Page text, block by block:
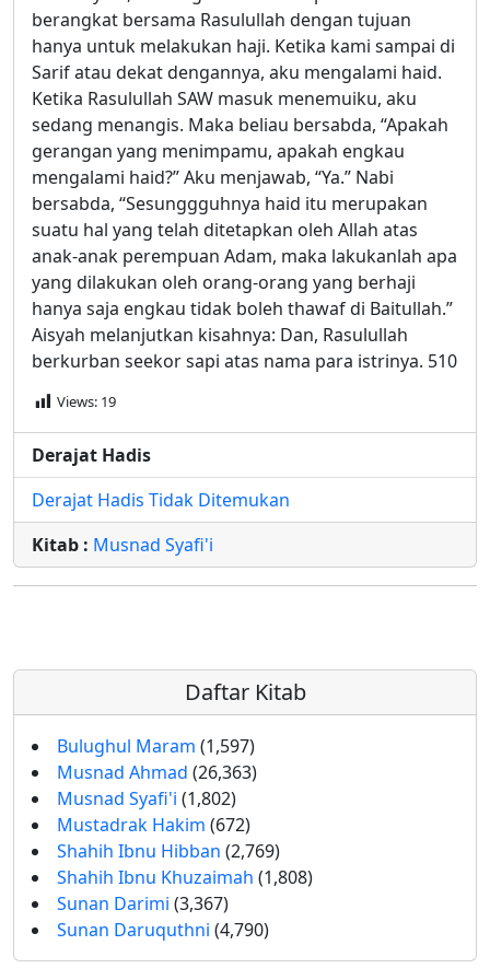
berangkat bersama Rasulullah dengan tujuan
hanya untuk melakukan haji. Ketika kami sampai di
Sarif atau dekat dengannya, aku mengalami haid.
Ketika Rasulullah SAW masuk menemuiku, aku
sedang menangis. Maka beliau bersabda, “Apakah
gerangan yang menimpamu, apakah engkau
mengalami haid?” Aku menjawab, “Ya.” Nabi
bersabda, “Sesunggguhnya haid itu merupakan
suatu hal yang telah ditetapkan oleh Allah atas
anak-anak perempuan Adam, maka lakukanlah apa
yang dilakukan oleh orang-orang yang berhaji
hanya saja engkau tidak boleh thawaf di Baitullah.”
Aisyah melanjutkan kisahnya: Dan, Rasulullah
berkurban seekor sapi atas nama para istrinya. 510
Views: 19
Derajat Hadis
Derajat Hadis Tidak Ditemukan
Kitab : Musnad Syafi'i
Daftar Kitab
Bulughul Maram (1,597)
Musnad Ahmad (26,363)
Musnad Syafi'i (1,802)
Mustadrak Hakim (672)
Shahih Ibnu Hibban (2,769)
Shahih Ibnu Khuzaimah (1,808)
Sunan Darimi (3,367)
Sunan Daruquthni (4,790)